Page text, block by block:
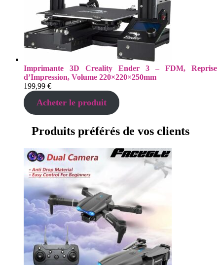
Imprimante 3D Creality Ender 3 – FDM, Reprise
d’Impression, Volume 220×220×250mm
199,99 €
Acheter le produit
Produits préférés de vos clients